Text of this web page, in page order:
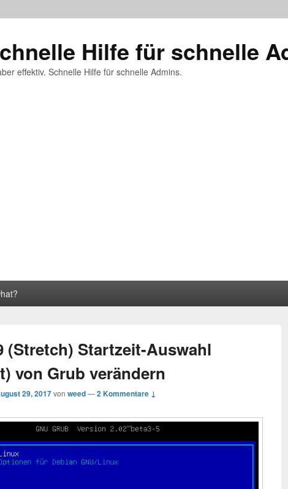
Hilfe für schnelle
effektiv. Schnelle Hilfe für schnelle Admins.
(Stretch) Startzeit-Auswahl
von Grub verändern
29, 2017von weed—2 Kommentare ↓